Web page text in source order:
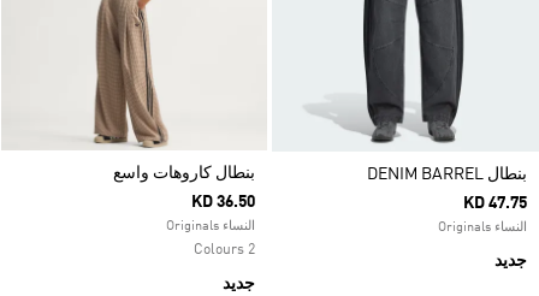
بنطال DENIM BARREL
KD 47.75
النساء Originals
جديد
بنطال كاروهات واسع
KD 36.50
النساء Originals
2 Colours
جديد